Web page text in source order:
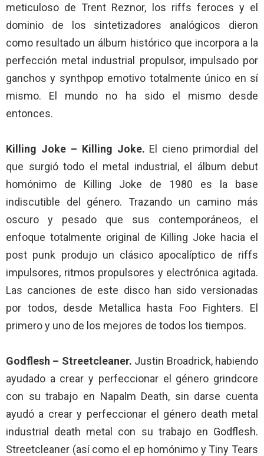
meticuloso de Trent Reznor, los riffs feroces y el
dominio de los sintetizadores analógicos dieron
como resultado un álbum histórico que incorpora a la
perfección metal industrial propulsor, impulsado por
ganchos y synthpop emotivo totalmente único en sí
mismo. El mundo no ha sido el mismo desde
entonces.
Killing Joke – Killing Joke. El cieno primordial del
que surgió todo el metal industrial, el álbum debut
homónimo de Killing Joke de 1980 es la base
indiscutible del género. Trazando un camino más
oscuro y pesado que sus contemporáneos, el
enfoque totalmente original de Killing Joke hacia el
post punk produjo un clásico apocalíptico de riffs
impulsores, ritmos propulsores y electrónica agitada.
Las canciones de este disco han sido versionadas
por todos, desde Metallica hasta Foo Fighters. El
primero y uno de los mejores de todos los tiempos.
Godflesh – Streetcleaner. Justin Broadrick, habiendo
ayudado a crear y perfeccionar el género grindcore
con su trabajo en Napalm Death, sin darse cuenta
ayudó a crear y perfeccionar el género death metal
industrial death metal con su trabajo en Godflesh.
Streetcleaner (así como el ep homónimo y Tiny Tears